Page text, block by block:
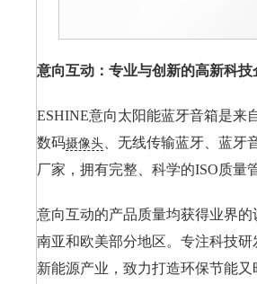
意向互动：专业与创新的高新科技
ESHINE意向太阳能蓝牙音箱是来
数码摄像头 、无线传输蓝牙、蓝牙
厂家，拥有完整、科学的ISO质量
意向互动的产品质量均获得业界
南亚和欧美部分地区。专注科技
新能源产业，致力打造环保节能又